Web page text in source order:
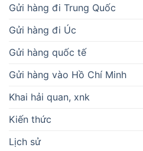
Gửi hàng đi Trung Quốc
Gửi hàng đi Úc
Gửi hàng quốc tế
Gửi hàng vào Hồ Chí Minh
Khai hải quan, xnk
Kiến thức
Lịch sử